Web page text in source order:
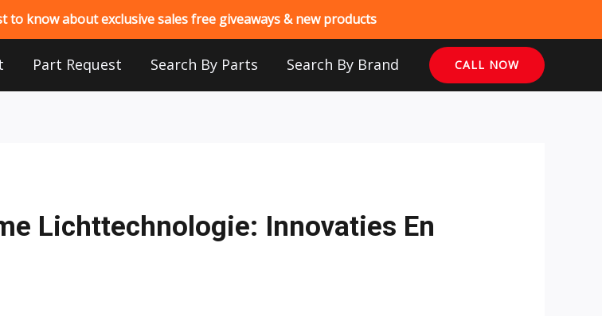
to know about exclusive sales free giveaways & new products
Part Request Search By Parts Search By Brand CALL NOW
Lichttechnologie: Innovaties En